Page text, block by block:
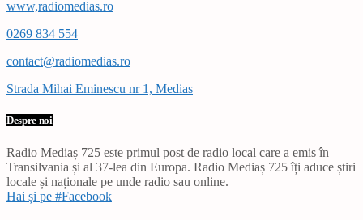
www,radiomedias.ro
0269 834 554
contact@radiomedias.ro
Strada Mihai Eminescu nr 1, Medias
Despre noi
Radio Mediaș 725 este primul post de radio local care a emis în
Transilvania și al 37-lea din Europa. Radio Mediaș 725 îți aduce știri
locale și naționale pe unde radio sau online.
Hai și pe #Facebook